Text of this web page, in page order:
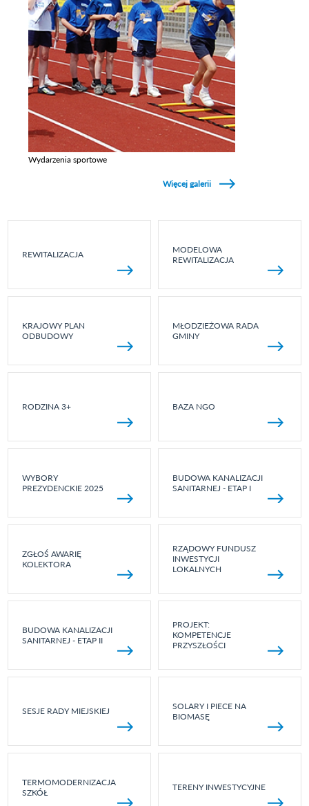
Wydarzenia sportowe
Więcej galerii
REWITALIZACJA
MODELOWA
REWITALIZACJA
KRAJOWY PLAN
ODBUDOWY
MŁODZIEŻOWA RADA
GMINY
RODZINA 3+ BAZA NGO
WYBORY
PREZYDENCKIE 2025
BUDOWA KANALIZACJI
SANITARNEJ - ETAP I
ZGŁOŚ AWARIĘ
KOLEKTORA
RZĄDOWY FUNDUSZ
INWESTYCJI
LOKALNYCH
BUDOWA KANALIZACJI
SANITARNEJ - ETAP II
PROJEKT:
KOMPETENCJE
PRZYSZŁOŚCI
SESJE RADY MIEJSKIEJ
SOLARY I PIECE NA
BIOMASĘ
TERMOMODERNIZACJA
SZKÓŁ
TERENY INWESTYCYJNE